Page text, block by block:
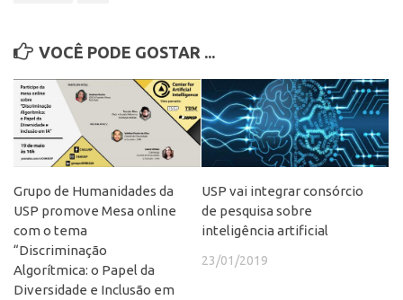
Conexão USP
Conexão Inter-USP
Banco de Patentes
Patentes em Destaque
Inteligência Competitiva
Showroom de Tecnologias
Empreendedorismo
VOCÊ PODE GOSTAR ...
Grupo de Humanidades da
USP promove Mesa online
com o tema
“Discriminação
Algorítmica: o Papel da
Diversidade e Inclusão em
USP vai integrar consórcio
de pesquisa sobre
inteligência artificial
23/01/2019